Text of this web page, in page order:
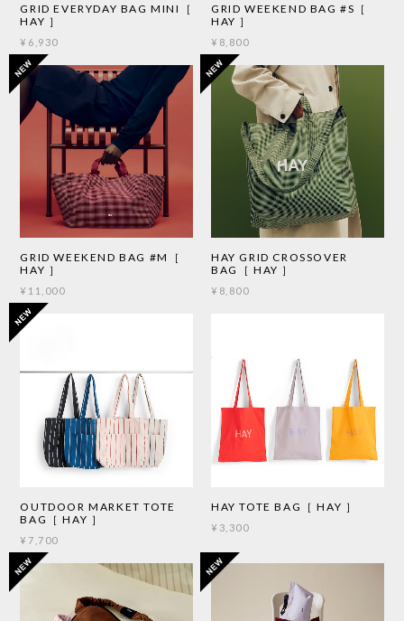
GRID EVERYDAY BAG MINI［
HAY ］
¥6,930
GRID WEEKEND BAG #S［
HAY ］
¥8,800
GRID WEEKEND BAG #M［
HAY ］
¥11,000
HAY GRID CROSSOVER
BAG［ HAY ］
¥8,800
OUTDOOR MARKET TOTE
BAG［ HAY ］
¥7,700
HAY TOTE BAG［ HAY ］
¥3,300